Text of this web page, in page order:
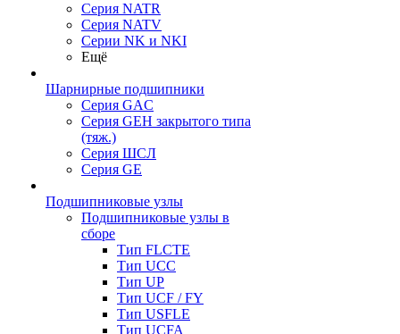
Серия NATR
Серия NATV
Серии NK и NKI
Ещё
Шарнирные подшипники
Серия GAC
Серия GEH закрытого типа
(тяж.)
Серия ШСЛ
Серия GE
Подшипниковые узлы
Подшипниковые узлы в
сборе
Тип FLCTE
Тип UCC
Тип UP
Тип UCF / FY
Тип USFLE
Тип UCFA